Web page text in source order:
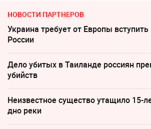
НОВОСТИ ПАРТНЕРОВ
Украина требует от Европы
России
Дело убитых в Таиланде россиян
убийств
Неизвестное существо утащило 15-
дно реки